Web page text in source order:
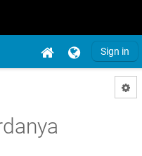
Sign in